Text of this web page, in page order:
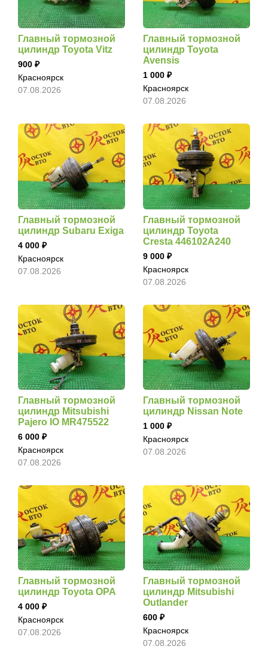
Главный тормозной
цилиндр Toyota Vitz
900
Красноярск
07.08.2026
Главный тормозной
цилиндр Toyota
Avensis
1 000
Красноярск
07.08.2026
Главный тормозной
цилиндр Subaru Exiga
4 000
Красноярск
07.08.2026
Главный тормозной
цилиндр Toyota
Cresta 446102A240
9 000
Красноярск
07.08.2026
Главный тормозной
цилиндр Mitsubishi
Pajero IO MR475522
6 000
Красноярск
07.08.2026
Главный тормозной
цилиндр Nissan Note
1 000
Красноярск
07.08.2026
Главный тормозной
цилиндр Toyota OPA
4 000
Красноярск
07.08.2026
Главный тормозной
цилиндр Mitsubishi
Outlander
600
Красноярск
07.08.2026